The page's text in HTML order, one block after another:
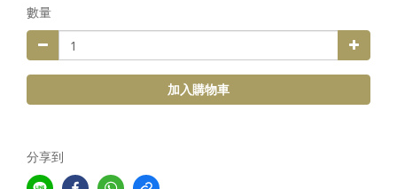
數量
加入購物車
分享到